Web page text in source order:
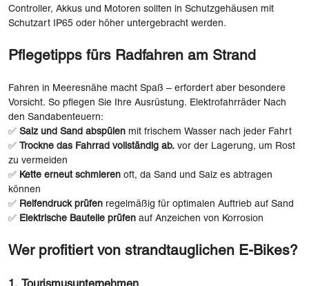
Controller, Akkus und Motoren sollten in Schutzgehäusen mit
Schutzart IP65 oder höher untergebracht werden.
Pflegetipps fürs Radfahren am Strand
Fahren in Meeresnähe macht Spaß – erfordert aber besondere
Vorsicht. So pflegen Sie Ihre Ausrüstung. Elektrofahrräder Nach
den Sandabenteuern:
✅ Salz und Sand abspülen mit frischem Wasser nach jeder Fahrt
✅ Trockne das Fahrrad vollständig ab. vor der Lagerung, um Rost
zu vermeiden
✅ Kette erneut schmieren oft, da Sand und Salz es abtragen
können
✅ Reifendruck prüfen regelmäßig für optimalen Auftrieb auf Sand
✅ Elektrische Bauteile prüfen auf Anzeichen von Korrosion
Wer profitiert von strandtauglichen E-Bikes?